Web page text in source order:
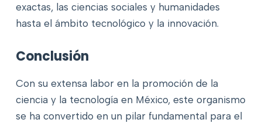
exactas, las ciencias sociales y humanidades
hasta el ámbito tecnológico y la innovación.
Conclusión
Con su extensa labor en la promoción de la
ciencia y la tecnología en México, este organismo
se ha convertido en un pilar fundamental para el